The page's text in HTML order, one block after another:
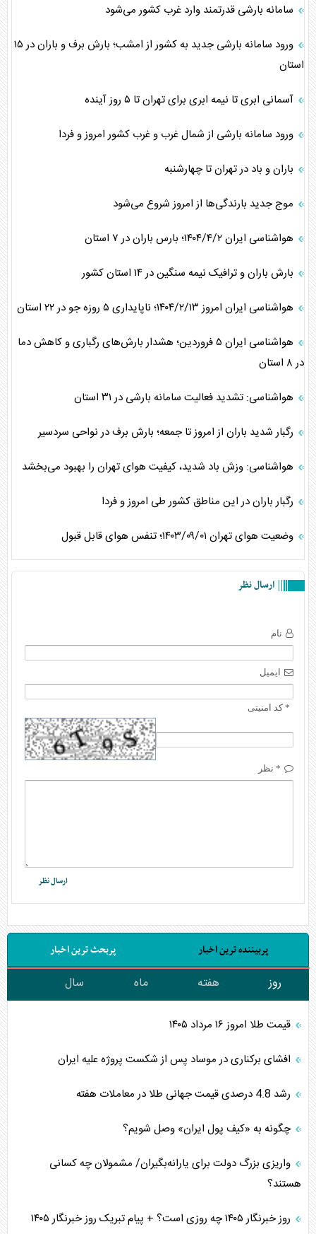
سامانه بارشی قدرتمند وارد غرب کشور می‌شود
ورود سامانه بارشی جدید به کشور از امشب؛ بارش برف و باران در ۱۵
استان
آسمانی ابری تا نیمه ابری برای تهران تا ۵ روز آینده
ورود سامانه بارشی از شمال غرب و غرب کشور امروز و فردا
باران و باد در تهران تا چهارشنبه
موج جدید بارندگی‌ها از امروز شروع می‌شود
هواشناسی ایران ۱۴۰۴/۴/۲؛ بارس باران در ۷ استان
بارش باران و ترافیک نیمه سنگین در ۱۴ استان کشور
هواشناسی ایران امروز ۱۴۰۴/۲/۱۳؛ ناپایداری ۵ روزه جو در ۲۲ استان
هواشناسی ایران ۵ فروردین؛ هشدار بارش‌های رگباری و کاهش دما
در ۸ استان
هواشناسی: تشدید فعالیت سامانه بارشی در ۳۱ استان
رگبار شدید باران از امروز تا جمعه؛ بارش برف در نواحی سردسیر
هواشناسی: وزش باد شدید، کیفیت هوای تهران را بهبود می‌بخشد
رگبار باران در این مناطق کشور طی امروز و فردا
وضعیت هوای تهران ۱۴۰۳/۰۹/۰۱؛ تنفس هوای قابل قبول
ارسال نظر
نام
ایمیل
* کد امنیتی
* نظر
پربیننده ترین اخبار پربحث ترین اخبار
روز هفته ماه سال
قیمت طلا امروز ۱۶ مرداد ۱۴۰۵
افشای برکناری در موساد پس از شکست پروژه علیه ایران
رشد 4.8 درصدی قیمت جهانی طلا در معاملات هفته
چگونه به «کیف پول ایران» وصل شویم؟
واریزی بزرگ دولت برای یارانه‌بگیران/ مشمولان چه کسانی
هستند؟
روز خبرنگار ۱۴۰۵ چه روزی است؟ + پیام تبریک روز خبرنگار ۱۴۰۵